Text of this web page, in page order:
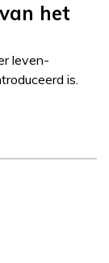
het
leven-
is.